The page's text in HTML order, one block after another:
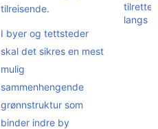
tilreisende.
I byer og tettsteder
skal det sikres en mest
mulig
sammenhengende
grønnstruktur som
binder indre by
langs